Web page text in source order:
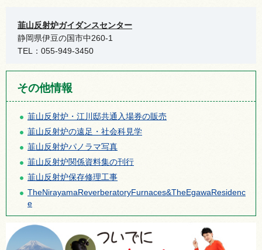
韮山反射炉ガイダンスセンター
静岡県伊豆の国市中260-1
TEL：055-949-3450
その他情報
韮山反射炉・江川邸共通入場券の販売
韮山反射炉の遠足・社会科見学
韮山反射炉パノラマ写真
韮山反射炉関係資料集の刊行
韮山反射炉保存修理工事
TheNirayamaReverberatoryFurnaces&TheEgawaResidenc
e